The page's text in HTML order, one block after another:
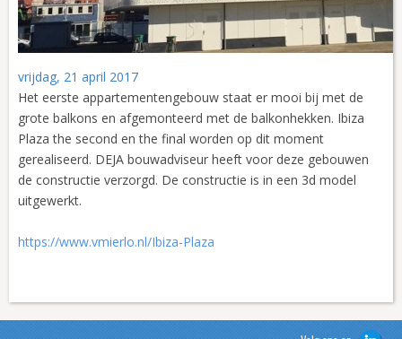
vrijdag, 21 april 2017
Het eerste appartementengebouw staat er mooi bij met de
grote balkons en afgemonteerd met de balkonhekken. Ibiza
Plaza the second en the final worden op dit moment
gerealiseerd. DEJA bouwadviseur heeft voor deze gebouwen
de constructie verzorgd. De constructie is in een 3d model
uitgewerkt.
https://www.vmierlo.nl/Ibiza-Plaza